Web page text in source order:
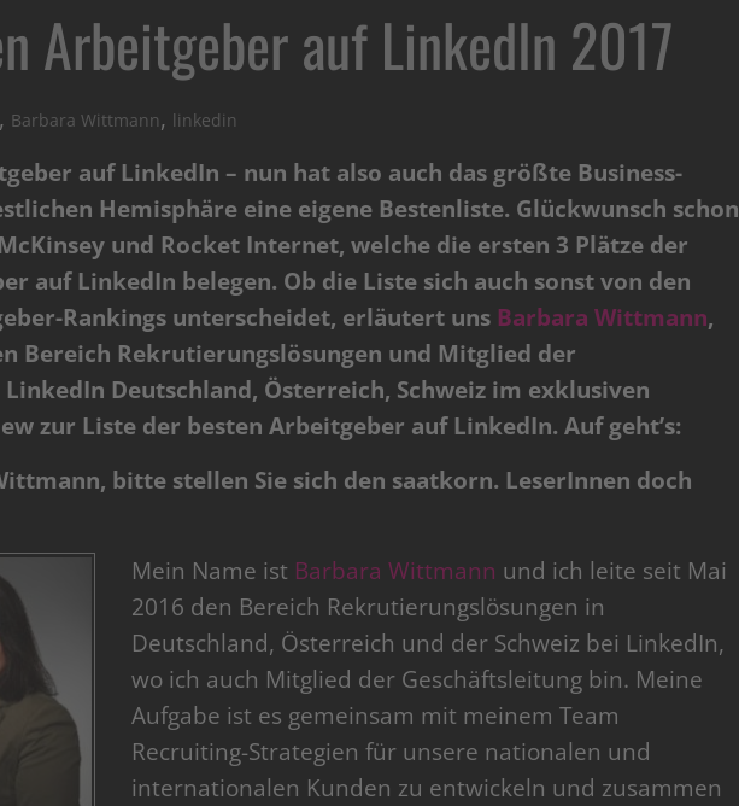
Arbeitgeber auf LinkedIn 2017
, Barbara Wittmann, linkedin
auf LinkedIn – nun hat also auch das größte Business-
Hemisphäre eine eigene Bestenliste. Glückwunsch schon
und Rocket Internet, welche die ersten 3 Plätze der
auf LinkedIn belegen. Ob die Liste sich auch sonst von den
Rankings unterscheidet, erläutert uns Barbara Wittmann,
Bereich Rekrutierungslösungen und Mitglied der
Deutschland, Österreich, Schweiz im exklusiven
zur Liste der besten Arbeitgeber auf LinkedIn. Auf geht’s:
bitte stellen Sie sich den saatkorn. LeserInnen doch
Mein Name ist Barbara Wittmann und ich leite seit Mai
2016 den Bereich Rekrutierungslösungen in
Deutschland, Österreich und der Schweiz bei LinkedIn,
wo ich auch Mitglied der Geschäftsleitung bin. Meine
Aufgabe ist es gemeinsam mit meinem Team
Recruiting-Strategien für unsere nationalen und
internationalen Kunden zu entwickeln und zusammen